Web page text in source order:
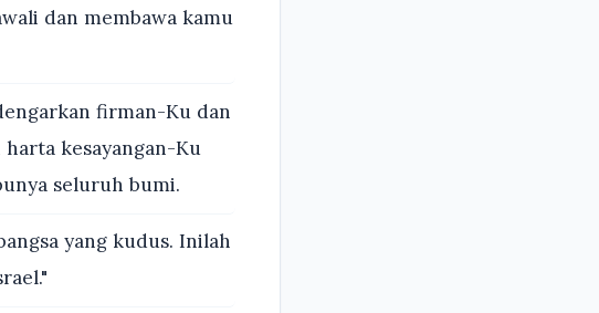
dan membawa kamu
firman-Ku dan
kesayangan-Ku
seluruh bumi.
yang kudus. Inilah